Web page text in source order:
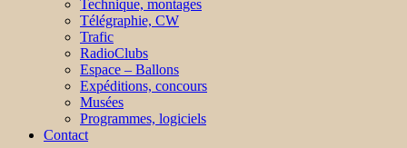
Technique, montages
Télégraphie, CW
Trafic
RadioClubs
Espace – Ballons
Expéditions, concours
Musées
Programmes, logiciels
Contact